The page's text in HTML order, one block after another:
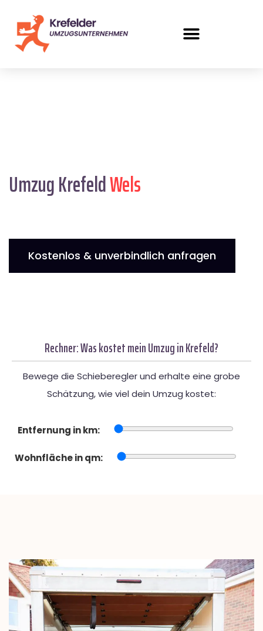
Umzug KrefeldWels
Kostenlos & unverbindlich anfragen
Rechner: Was kostet mein Umzug in Krefeld?
Bewege die Schieberegler und erhalte eine grobe
Schätzung, wie viel dein Umzug kostet:
Entfernung in km:
Wohnfläche in qm: